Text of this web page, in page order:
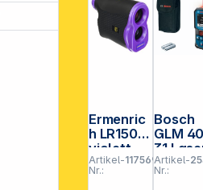
Ermenric
h LR1500
violett
Laser-
Entfernu
Artikel-
Nr.:
117569
Bosch
GLM
31 Laser-
ngsmess
Artikel-
Nr.: